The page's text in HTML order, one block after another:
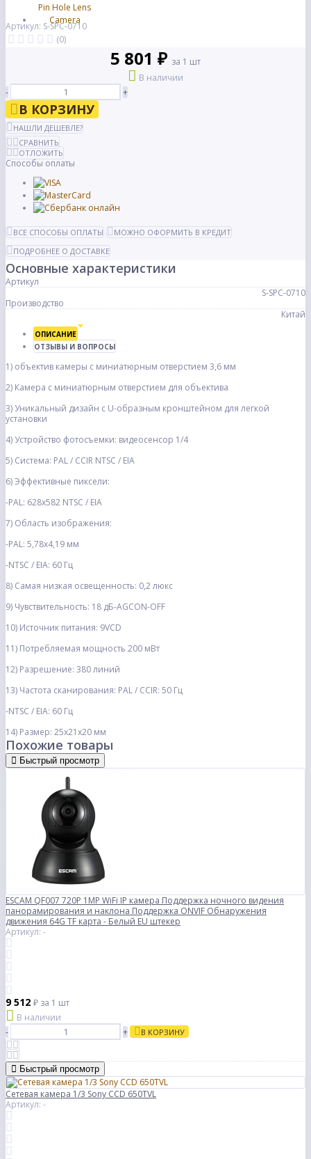
Артикул: S-SPC-0710
(0)
5 801 ₽ за 1 шт
В наличии
-
+
В КОРЗИНУ
НАШЛИ ДЕШЕВЛЕ?
СРАВНИТЬ
ОТЛОЖИТЬ
Способы оплаты
ВСЕ СПОСОБЫ ОПЛАТЫ
МОЖНО ОФОРМИТЬ В КРЕДИТ
ПОДРОБНЕЕ О ДОСТАВКЕ
Основные характеристики
Артикул
S-SPC-0710
Производство
Китай
ОПИСАНИЕ
ОТЗЫВЫ И ВОПРОСЫ
1) объектив камеры с миниатюрным отверстием 3,6 мм
2) Камера с миниатюрным отверстием для объектива
3) Уникальный дизайн с U-образным кронштейном для легкой
установки
4) Устройство фотосъемки: видеосенсор 1/4
5) Система: PAL / CCIR NTSC / EIA
6) Эффективные пиксели:
-PAL: 628x582 NTSC / EIA
7) Область изображения:
-PAL: 5,78x4,19 мм
-NTSC / EIA: 60 Гц
8) Самая низкая освещенность: 0,2 люкс
9) Чувствительность: 18 дБ-AGCON-OFF
10) Источник питания: 9VCD
11) Потребляемая мощность 200 мВт
12) Разрешение: 380 линий
13) Частота сканирования: PAL / CCIR: 50 Гц
-NTSC / EIA: 60 Гц
14) Размер: 25x21x20 мм
Похожие товары
Быстрый просмотр
ESCAM QF007 720P 1MP WiFi IP камера Поддержка ночного видения
панорамирования и наклона Поддержка ONVIF Обнаружения
движения 64G TF карта - Белый EU штекер
Артикул: -
9 512 ₽ за 1 шт
В наличии
-
+ В КОРЗИНУ
Быстрый просмотр
Сетевая камера 1/3 Sony CCD 650TVL
Артикул: -